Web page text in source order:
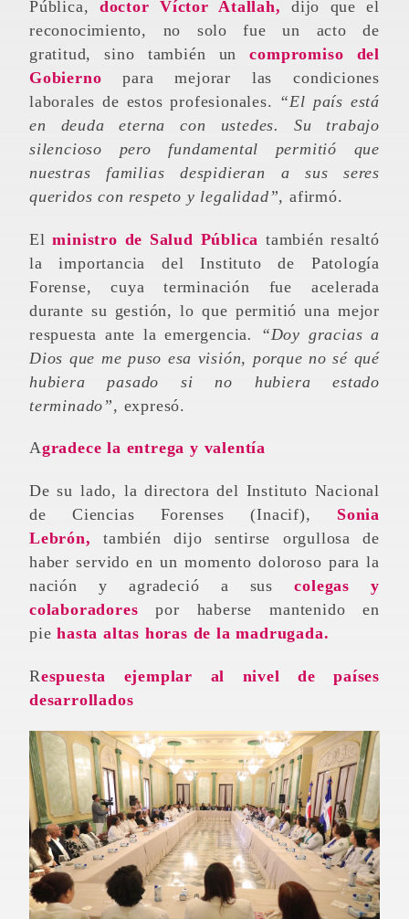
Pública, doctor Víctor Atallah, dijo que el
reconocimiento, no solo fue un acto de
gratitud, sino también uncompromiso del
Gobierno para mejorar las condiciones
laborales de estos profesionales. “El país está
en deuda eterna con ustedes. Su trabajo
silencioso pero fundamental permitió que
nuestras familias despidieran a sus seres
queridos con respeto y legalidad”, afirmó.
Elministro de Salud Pública también resaltó
la importancia del Instituto de Patología
Forense, cuya terminación fue acelerada
durante su gestión, lo que permitió una mejor
respuesta ante la emergencia. “Doy gracias a
Dios que me puso esa visión, porque no sé qué
hubiera pasado si no hubiera estado
terminado”, expresó.
Agradece la entrega y valentía
De su lado, la directora del Instituto Nacional
de Ciencias Forenses (Inacif), Sonia
Lebrón, también dijo sentirse orgullosa de
haber servido en un momento doloroso para la
nación y agradeció a suscolegas y
colaboradores por haberse mantenido en
piehasta altas horas de la madrugada.
Respuesta ejemplar al nivel de países
desarrollados